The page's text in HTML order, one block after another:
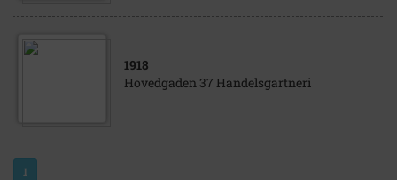
1918
Hovedgaden 37 Handelsgartneri
1